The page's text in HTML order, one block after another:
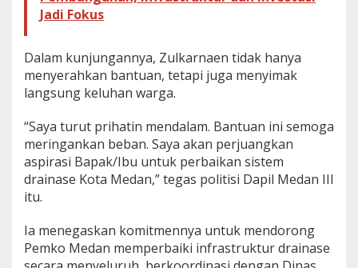
a
n
3
0
P
a
k
e
t
n
t
u
Jadi Fokus
Dalam kunjungannya, Zulkarnaen tidak hanya
menyerahkan bantuan, tetapi juga menyimak
langsung keluhan warga.
“Saya turut prihatin mendalam. Bantuan ini semoga
meringankan beban. Saya akan perjuangkan
aspirasi Bapak/Ibu untuk perbaikan sistem
drainase Kota Medan,” tegas politisi Dapil Medan III
itu.
Ia menegaskan komitmennya untuk mendorong
Pemko Medan memperbaiki infrastruktur drainase